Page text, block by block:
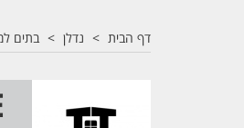
דף הבית נדלן בתים